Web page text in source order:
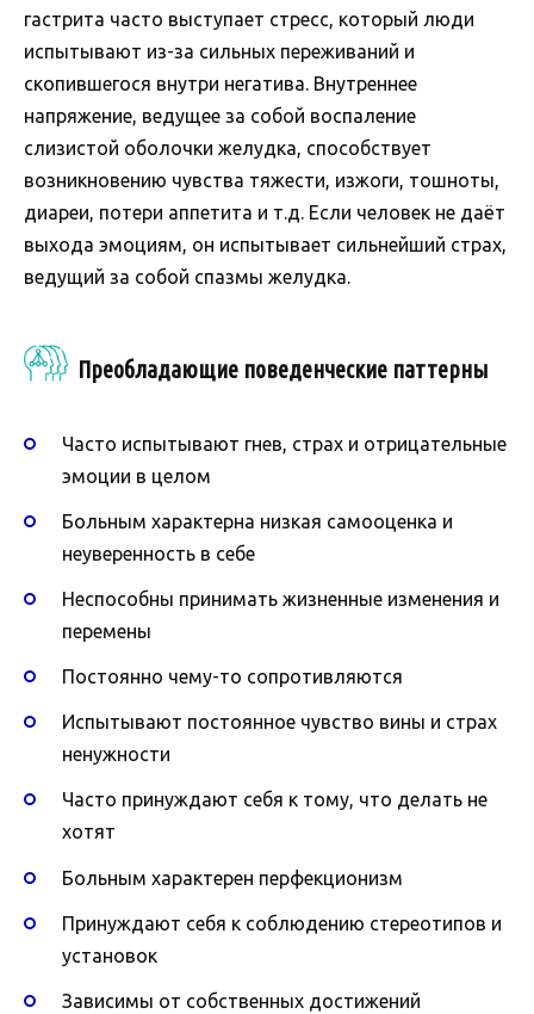
гастрита часто выступает стресс, который люди
испытывают из-за сильных переживаний и
скопившегося внутри негатива. Внутреннее
напряжение, ведущее за собой воспаление
слизистой оболочки желудка, способствует
возникновению чувства тяжести, изжоги, тошноты,
диареи, потери аппетита и т.д. Если человек не даёт
выхода эмоциям, он испытывает сильнейший страх,
ведущий за собой спазмы желудка.
Преобладающие поведенческие паттерны
Часто испытывают гнев, страх и отрицательные
эмоции в целом
Больным характерна низкая самооценка и
неуверенность в себе
Неспособны принимать жизненные изменения и
перемены
Постоянно чему-то сопротивляются
Испытывают постоянное чувство вины и страх
ненужности
Часто принуждают себя к тому, что делать не
хотят
Больным характерен перфекционизм
Принуждают себя к соблюдению стереотипов и
установок
Зависимы от собственных достижений